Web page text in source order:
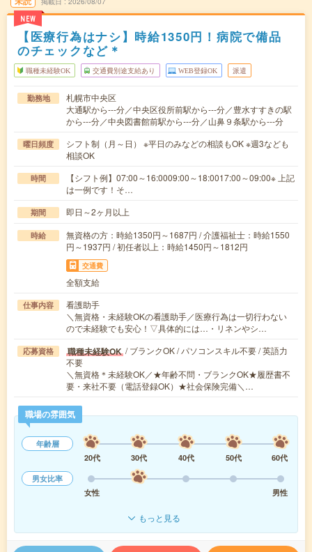
NEW
【医療行為はナシ】時給1350円！病院で備品
のチェックなど＊
職種未経験OK 交通費別途支給あり WEB登録OK 派遣
勤務地
札幌市中央区
大通駅から---分／中央区役所前駅から---分／豊水すすきの駅
から---分／中央図書館前駅から---分／山鼻９条駅から---分
曜日頻度
シフト制（月～日） ※平日のみなどの相談もOK ※週3なども
相談OK
時間
【シフト例】07:00～16:0009:00～18:0017:00～09:00※ 上記
は一例です！そ…
期間 即日～2ヶ月以上
時給
無資格の方：時給1350円～1687円 / 介護福祉士：時給1550
円～1937円 / 初任者以上：時給1450円～1812円
交通費
全額支給
仕事内容
看護助手
＼無資格・未経験OKの看護助手／医療行為は一切行わない
ので未経験でも安心！▽具体的には…・リネンやシ…
応募資格 職種未経験OK / ブランクOK / パソコンスキル不要 / 英語力
不要
＼無資格＊未経験OK／★年齢不問・ブランクOK★履歴書不
要・来社不要（電話登録OK）★社会保険完備＼…
職場の雰囲気
年齢層
20代
30代 40代 50代
60代
男女比率
女性
男性
もっと見る